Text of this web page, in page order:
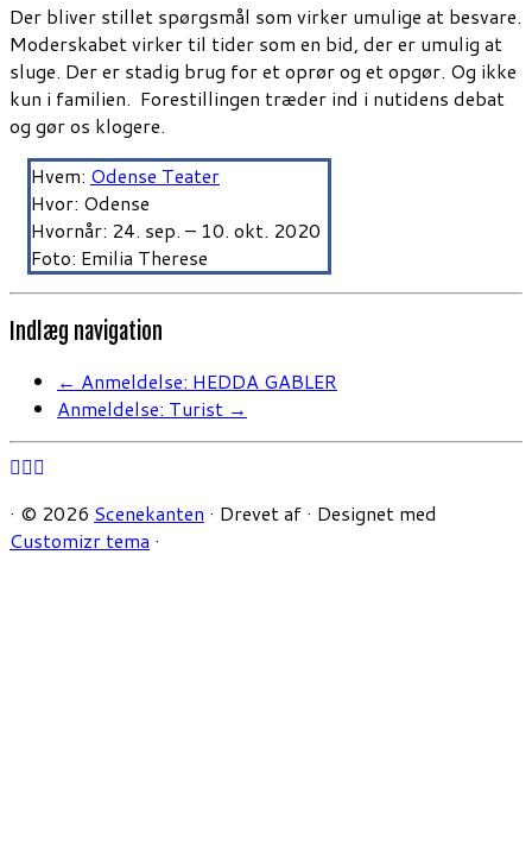
Der bliver stillet spørgsmål som virker umulige at besvare.
Moderskabet virker til tider som en bid, der er umulig at
sluge. Der er stadig brug for et oprør og et opgør. Og ikke
kun i familien. Forestillingen træder ind i nutidens debat
og gør os klogere.
Hvem: Odense Teater
Hvor: Odense
Hvornår: 24. sep. – 10. okt. 2020
Foto: Emilia Therese
Indlæg navigation
← Anmeldelse: HEDDA GABLER
Anmeldelse: Turist →
· © 2026 Scenekanten · Drevet af · Designet med
Customizr tema ·